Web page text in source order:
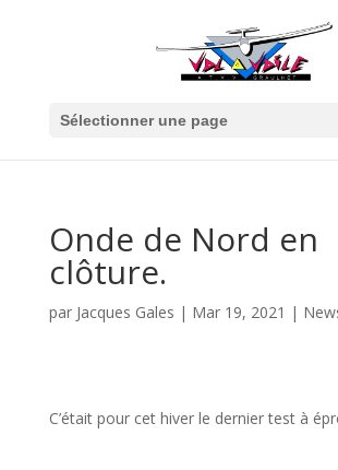
Sélectionner une page
Onde de Nord en
clôture.
par Jacques Gales | Mar 19, 2021 |
C’était pour cet hiver le dernier test à